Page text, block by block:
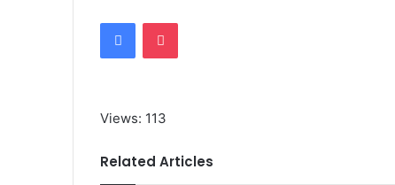
FacebookPocket
Views: 113
Related Articles